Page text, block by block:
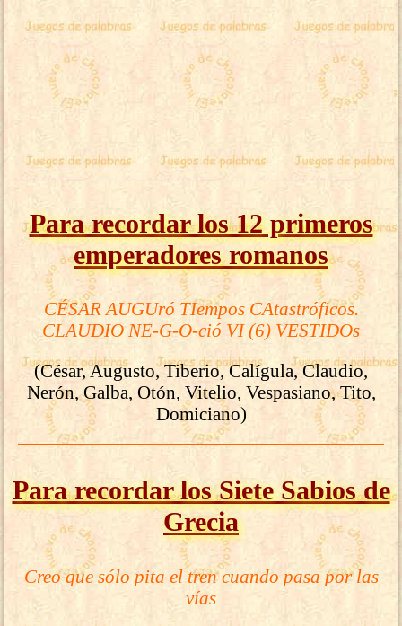
Para recordar los 12 primeros
emperadores romanos
CÉSAR AUGUró TIempos CAtastróficos.
CLAUDIO NE-G-O-ció VI (6) VESTIDOs
(César, Augusto, Tiberio, Calígula, Claudio,
Nerón, Galba, Otón, Vitelio, Vespasiano, Tito,
Domiciano)
Para recordar los Siete Sabios de
Grecia
Creo que sólo pita el tren cuando pasa por las
vías